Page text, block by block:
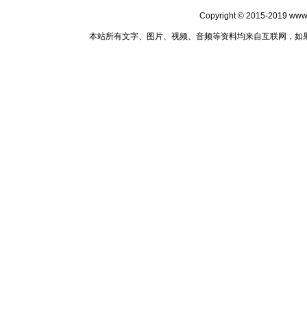
Copyright © 2015-2019
本站所有文字、图片、视频、音频等资料均来自互联网，